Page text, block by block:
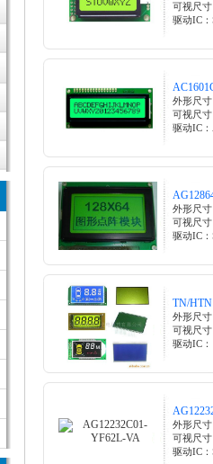
可视尺
驱动IC
外形尺
可视尺
驱动IC
外形尺
可视尺
驱动IC
TN/
外形尺
可视尺
驱动IC：
外形尺
可视尺
驱动IC